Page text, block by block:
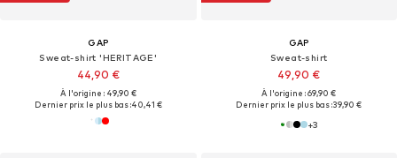
GAP
Sweat-shirt 'HERITAGE'
44,90 €
À l'origine : 49,90 €
Dernier prix le plus bas :40,41 €
GAP
Sweat-shirt
49,90 €
À l'origine : 69,90 €
Dernier prix le plus bas :39,90 €
+3